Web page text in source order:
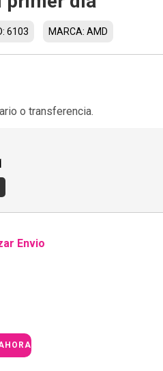
6103 MARCA: AMD
o transferencia.
Envio